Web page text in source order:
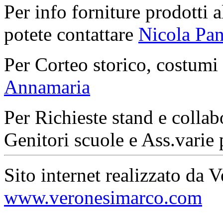
Per info forniture prodotti
potete contattare Nicola
Per Corteo storico,
Annamaria
Per Richieste stand e
Genitori scuole e Ass.varie
Sito internet realizzato da
www.veronesimarco.com